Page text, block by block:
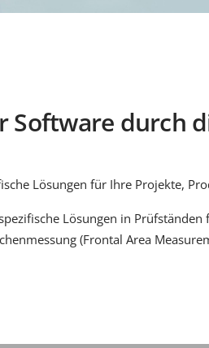
Software durch
Lösungen für Ihre Projekte,
Lösungen in
(Frontal Area